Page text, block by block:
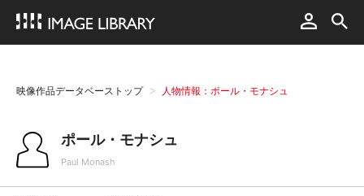
映像作品データベーストップ 人物情報：ポール・モナシュ
ポール・モナシュ
Paul Monash